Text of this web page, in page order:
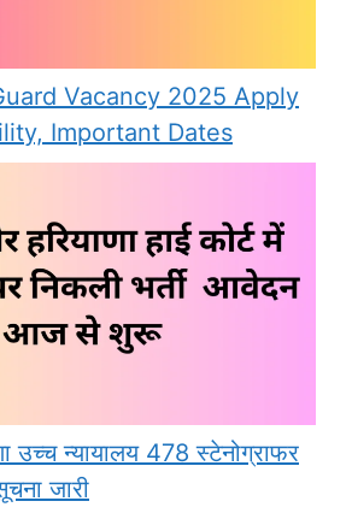
Vacancy 2025 Apply
Important Dates
उच्च न्यायालय 478 स्टेनोग्राफर
जारी